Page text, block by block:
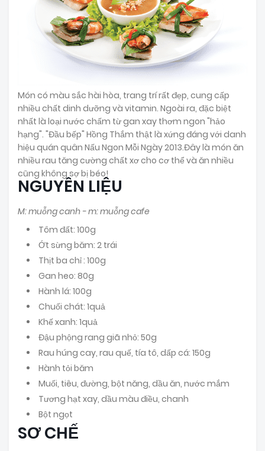
Món có màu sắc hài hòa, trang trí rất đẹp, cung cấp
nhiều chất dinh dưỡng và vitamin. Ngoài ra, đặc biệt
nhất là loại nước chấm từ gan xay thơm ngon "hảo
hạng". "Đầu bếp" Hồng Thắm thật là xứng đáng với danh
hiệu quán quân Nấu Ngon Mỗi Ngày 2013.Đây là món ăn
nhiều rau tăng cường chất xơ cho cơ thể và ăn nhiều
cũng không sợ bị béo!
NGUYÊN LIỆU
M: muỗng canh - m: muỗng cafe
Tôm đất: 100g
Ớt sừng băm: 2 trái
Thịt ba chỉ : 100g
Gan heo: 80g
Hành lá: 100g
Chuối chát: 1quả
Khế xanh: 1quả
Đậu phộng rang giã nhỏ: 50g
Rau húng cay, rau quế, tía tô, dấp cá: 150g
Hành tỏi băm
Muối, tiêu, đường, bột năng, dầu ăn, nước mắm
Tương hạt xay, dầu màu điều, chanh
Bột ngọt
SƠ CHẾ